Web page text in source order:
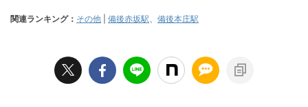
関連ランキング： その他 備後赤坂駅、 備後本庄駅